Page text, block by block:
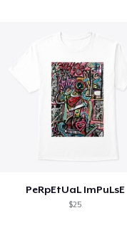
PeRpEtUaL ImPuLsE
$25